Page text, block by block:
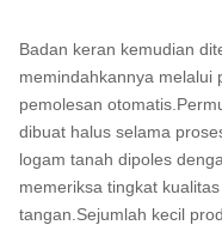
Badan keran kemudian
memindahkannya melalui
pemolesan
dibuat halus selama
logam tanah dipoles
memeriksa tingkat
tangan.Sejumlah kecil